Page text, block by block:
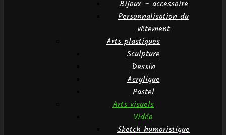
Bijoux – accessoire
Personnalisation du
vêtement
Arts plastiques
Sculpture
Dessin
Acrylique
Pastel
Arts visuels
Vidéo
Sketch humoristique